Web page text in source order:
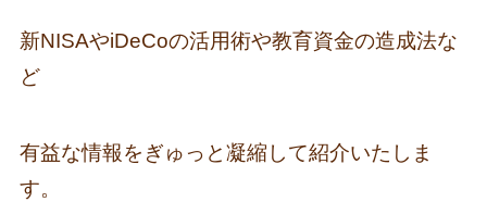
新NISAやiDeCoの活用術や教育資金の造成法な
ど
有益な情報をぎゅっと凝縮して紹介いたしま
す。